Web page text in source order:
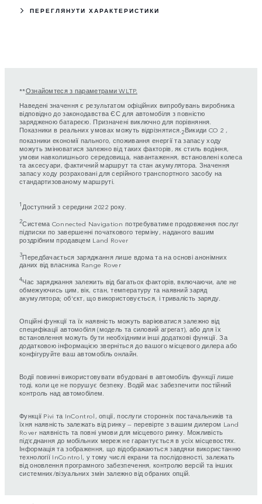
ПЕРЕГЛЯНУТИ ХАРАКТЕРИСТИКИ
**Ознайомтеся з параметрами WLTP.
Наведені значення є результатом офіційних випробувань виробника
відповідно до законодавства ЄС для автомобіля з повністю
зарядженою батареєю. Призначені виключно для порівняння.
Показники в реальних умовах можуть відрізнятися.2Викиди CO 2 ,
показники економії пального, споживання енергії та запасу ходу
можуть змінюватися залежно від таких факторів, як стиль водіння,
умови навколишнього середовища, навантаження, встановлені колеса
та аксесуари, фактичний маршрут та стан акумулятора. Значення
запасу ходу розраховані для серійного транспортного засобу на
стандартизованому маршруті.
1 Доступний з середини 2022 року.
2Система Connected Navigation потребуватиме продовження послуг
підписки по завершенні початкового терміну, наданого вашим
роздрібним продавцем Land Rover
3Передбачається заряджання лише вдома та на основі анонімних
даних від власника Range Rover
4Час заряджання залежить від багатьох факторів, включаючи, але не
обмежуючись цим, вік, стан, температуру та наявний заряд
акумулятора; об'єкт, що використовується, і тривалість заряду.
Опційні функції та їх наявність можуть варіюватися залежно від
специфікації автомобіля (модель та силовий агрегат), або для їх
встановлення можуть бути необхідними інші додаткові функції. За
додатковою інформацією зверніться до вашого місцевого дилера або
конфігуруйте ваш автомобіль онлайн.
Водії повинні використовувати вбудовані в автомобіль функції лише
тоді, коли це не порушує безпеку. Водій має забезпечити постійний
контроль над автомобілем.
Функції Pivi та InControl, опції, послуги сторонніх постачальників та
їхня наявність залежать від ринку — перевірте з вашим дилером Land
Rover наявність та повні умови для місцевого ринку. Можливість
під’єднання до мобільних мереж не гарантується в усіх місцевостях.
Інформація та зображення, що відображаються завдяки використанню
технології InControl, у тому числі екрани та послідовності, залежать
від оновлення програмного забезпечення, контролю версій та інших
системних/візуальних змін залежно від обраних опцій.